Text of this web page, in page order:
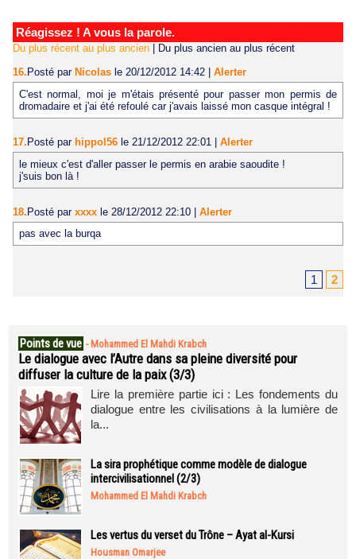
Réagissez ! A vous la parole.
Du plus récent au plus ancien
Du plus ancien au plus récent
16. Posté par Nicolas le 20/12/2012 14:42
Alerter
C'est normal, moi je m'étais présenté pour passer mon permis de
dromadaire et j'ai été refoulé car j'avais laissé mon casque intégral !
17. Posté par hippol56 le 21/12/2012 22:01
Alerter
le mieux c'est d'aller passer le permis en arabie saoudite !
j'suis bon là !
18.Posté par xxxx le 28/12/2012 22:10 | Alerter
pas avec la burqa
1 2
Points de vue - Mohammed El Mahdi Krabch
Le dialogue avec l’Autre dans sa pleine diversité pour
diffuser la culture de la paix (3/3)
Lire la première partie ici : Les fondements du
dialogue entre les civilisations à la lumière de
la...
La sira prophétique comme modèle de dialogue
intercivilisationnel (2/3)
Mohammed El Mahdi Krabch
Les vertus du verset du Trône – Ayat al-Kursi
Housman Omarjee